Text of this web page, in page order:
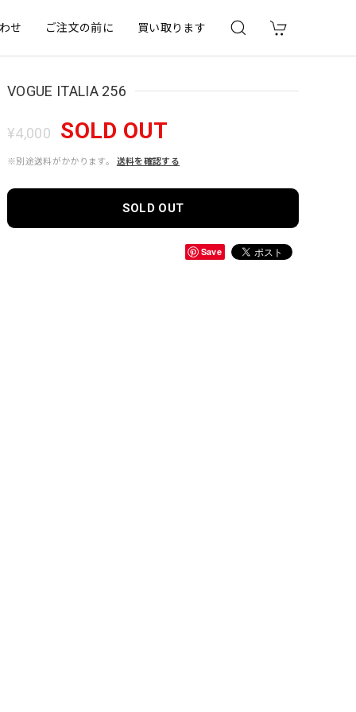
せ ご注文の前に 買い取ります
VOGUE ITALIA 256
¥4,000 SOLD OUT
※別途送料がかかります。 送料を確認する
SOLD OUT
Save